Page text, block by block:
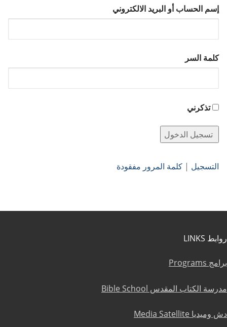
إسم الحساب أو البريد الالكتروني
كلمة السر
تذكرني
التسجيل | كلمة المرور مفقودة
روابط LINKS
برامج Programs
مدرسة الكتاب المقدس Bible School
دش وميديا Media Satellite